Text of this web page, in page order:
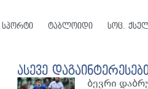
სპორტი ტაბლოიდი სოც.
ასევე
ბევრი